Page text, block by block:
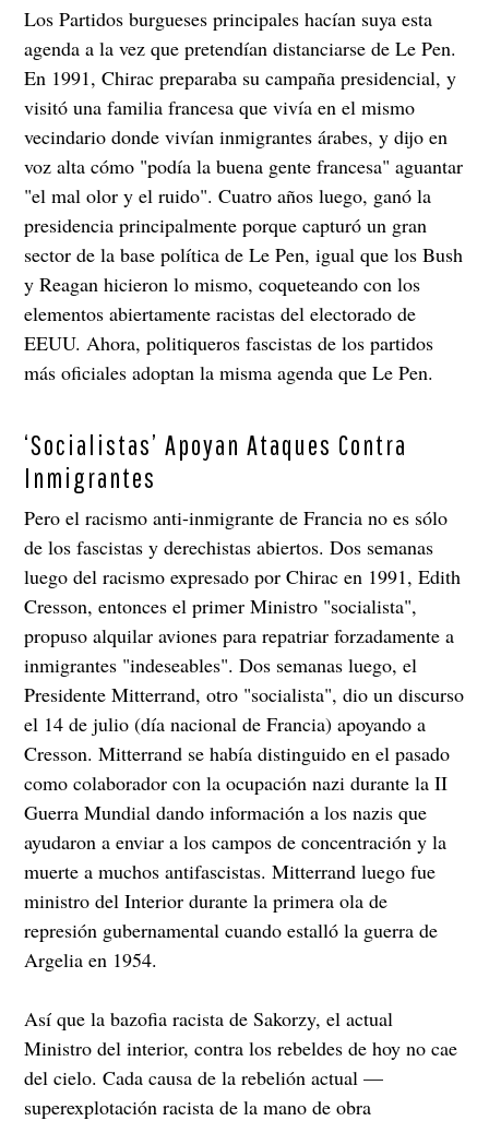
Los Partidos burgueses principales hacían suya esta
agenda a la vez que pretendían distanciarse de Le Pen.
En 1991, Chirac preparaba su campaña presidencial, y
visitó una familia francesa que vivía en el mismo
vecindario donde vivían inmigrantes árabes, y dijo en
voz alta cómo "podía la buena gente francesa" aguantar
"el mal olor y el ruido". Cuatro años luego, ganó la
presidencia principalmente porque capturó un gran
sector de la base política de Le Pen, igual que los Bush
y Reagan hicieron lo mismo, coqueteando con los
elementos abiertamente racistas del electorado de
EEUU. Ahora, politiqueros fascistas de los partidos
más oficiales adoptan la misma agenda que Le Pen.
‘Socialistas’ Apoyan Ataques Contra
Inmigrantes
Pero el racismo anti-inmigrante de Francia no es sólo
de los fascistas y derechistas abiertos. Dos semanas
luego del racismo expresado por Chirac en 1991, Edith
Cresson, entonces el primer Ministro "socialista",
propuso alquilar aviones para repatriar forzadamente a
inmigrantes "indeseables". Dos semanas luego, el
Presidente Mitterrand, otro "socialista", dio un discurso
el 14 de julio (día nacional de Francia) apoyando a
Cresson. Mitterrand se había distinguido en el pasado
como colaborador con la ocupación nazi durante la II
Guerra Mundial dando información a los nazis que
ayudaron a enviar a los campos de concentración y la
muerte a muchos antifascistas. Mitterrand luego fue
ministro del Interior durante la primera ola de
represión gubernamental cuando estalló la guerra de
Argelia en 1954.
Así que la bazofia racista de Sakorzy, el actual
Ministro del interior, contra los rebeldes de hoy no cae
del cielo. Cada causa de la rebelión actual —
superexplotación racista de la mano de obra